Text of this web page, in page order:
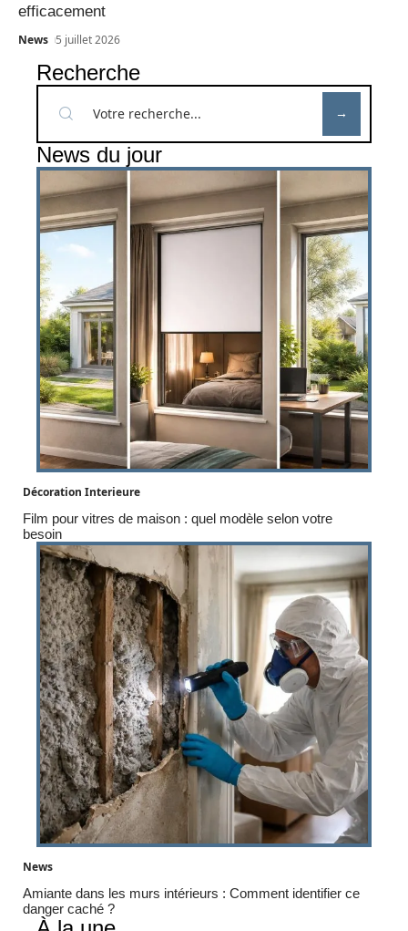
efficacement
News 5 juillet 2026
Recherche
News du jour
Décoration Interieure
Film pour vitres de maison : quel modèle selon votre
besoin
News
Amiante dans les murs intérieurs : Comment identifier ce
danger caché ?